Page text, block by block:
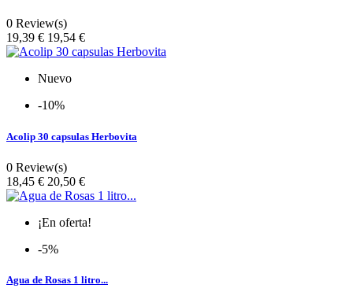
0 Review(s)
Precio
19,39 € 19,54 €
Nuevo
-10%
Acolip 30 capsulas Herbovita
0 Review(s)
Precio
18,45 € 20,50 €
¡En oferta!
-5%
Agua de Rosas 1 litro...